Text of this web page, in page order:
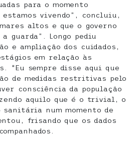
para o momento
estamos vivendo”, concluiu,
altos e que o governo
guarda”. Longo pediu
e ampliação dos cuidados,
em relação às
“Eu sempre disse aqui que
de medidas restritivas pelo
consciência da população
aquilo que é o trivial, o
sanitária num momento de
frisando que os dados